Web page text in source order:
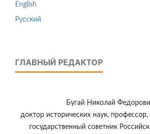
English
Русский
ГЛАВНЫЙ РЕДАКТОР
Бугай Николай
доктор исторических наук,
государственный советник